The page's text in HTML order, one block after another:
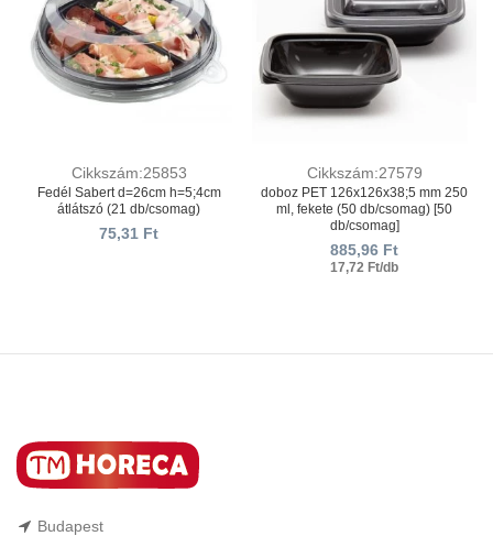
Cikkszám:25853
Fedél Sabert d=26cm h=5;4cm
átlátszó (21 db/csomag)
75,31 Ft
Cikkszám:27579
doboz PET 126х126х38;5 mm 250
ml, fekete (50 db/csomag) [50
db/csomag]
885,96 Ft
17,72 Ft/db
Budapest